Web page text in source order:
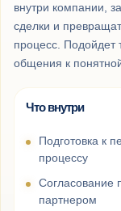
внутри компании,
сделки и
процесс. Подойдет
общения к
Что внутри
Подготовка к
процессу
Согласование
партнером